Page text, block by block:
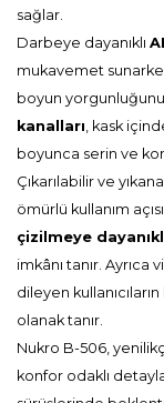
sağlar.
Darbeye dayanıklı
mukavemet
boyun
kanalları, kask
boyunca serin ve
Çıkarılabilir ve
ömürlü kullanım
çizilmeye
imkânı tanır. Ayrıca
dileyen
olanak tanır.
Nukro B-506,
konfor odaklı